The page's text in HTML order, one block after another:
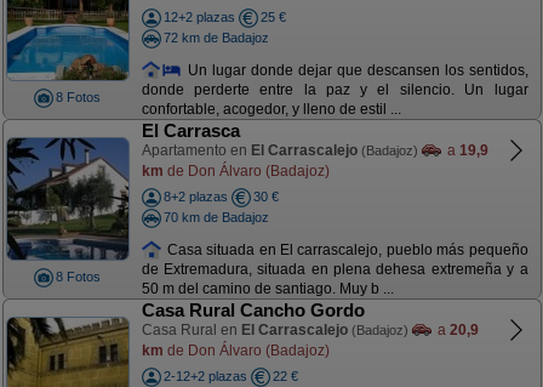
8 Fotos
12+2 plazas
25 €
72 km de Badajoz
Un lugar donde dejar que descansen los sentidos,
donde perderte entre la paz y el silencio. Un lugar
confortable, acogedor, y lleno de estil ...
8 Fotos
El Carrasca
Apartamento en El Carrascalejo (Badajoz) a 19,9
km de Don Álvaro (Badajoz)
8+2 plazas
30 €
70 km de Badajoz
Casa situada en El carrascalejo, pueblo más pequeño
de Extremadura, situada en plena dehesa extremeña y a
50 m del camino de santiago. Muy b ...
Casa Rural Cancho Gordo
Casa Rural en El Carrascalejo (Badajoz) a 20,9
km de Don Álvaro (Badajoz)
2-12+2 plazas
22 €